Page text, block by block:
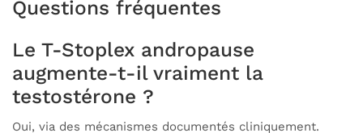
Questions fréquentes
Le T-Stoplex andropause
augmente-t-il vraiment la
testostérone ?
Oui, via des mécanismes documentés cliniquement.